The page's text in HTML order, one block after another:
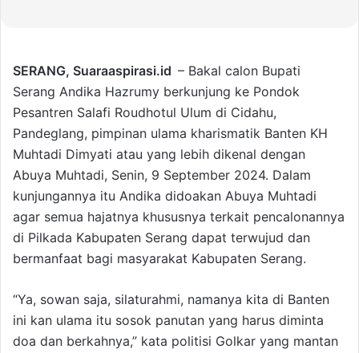
SERANG, Suaraaspirasi.id – Bakal calon Bupati
Serang Andika Hazrumy berkunjung ke Pondok
Pesantren Salafi Roudhotul Ulum di Cidahu,
Pandeglang, pimpinan ulama kharismatik Banten KH
Muhtadi Dimyati atau yang lebih dikenal dengan
Abuya Muhtadi, Senin, 9 September 2024. Dalam
kunjungannya itu Andika didoakan Abuya Muhtadi
agar semua hajatnya khususnya terkait pencalonannya
di Pilkada Kabupaten Serang dapat terwujud dan
bermanfaat bagi masyarakat Kabupaten Serang.
“Ya, sowan saja, silaturahmi, namanya kita di Banten
ini kan ulama itu sosok panutan yang harus diminta
doa dan berkahnya,” kata politisi Golkar yang mantan